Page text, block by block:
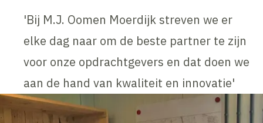
'Bij M.J. Oomen Moerdijk streven we er
elke dag naar om de beste partner te zijn
voor onze opdrachtgevers en dat doen we
aan de hand van kwaliteit en innovatie'